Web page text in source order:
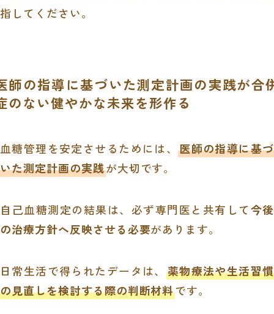
指してください。
師の指導に基づいた測定計画の実践が合
のない健やかな未来を形作る
血糖管理を安定させるためには、医師の指導に基づ
いた測定計画の実践が大切です。
自己血糖測定の結果は、必ず専門医と共有して今後
の治療方針へ反映させる必要があります。
日常生活で得られたデータは、 薬物療法や生活習慣
の見直しを検討する際の判断材料です。